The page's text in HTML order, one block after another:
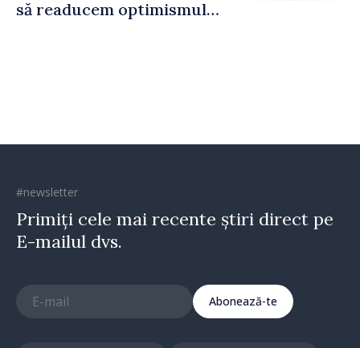
să readucem optimismul
#newsletter
Primiți cele mai recente știri direct pe
E-mailul dvs.
Abonează-te